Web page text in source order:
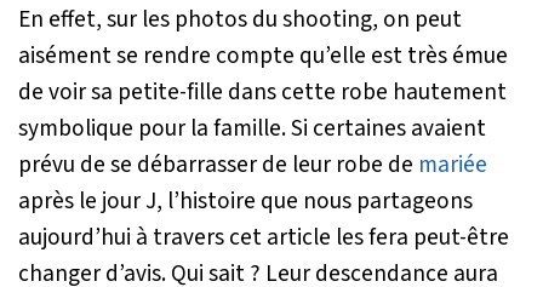
En effet, sur les photos du shooting, on peut
aisément se rendre compte qu’elle est très émue
de voir sa petite-fille dans cette robe hautement
symbolique pour la famille. Si certaines avaient
prévu de se débarrasser de leur robe de mariée
après le jour J, l’histoire que nous partageons
aujourd’hui à travers cet article les fera peut-être
changer d’avis. Qui sait ? Leur descendance aura